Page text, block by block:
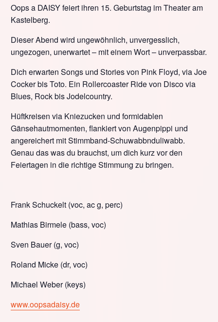
Oops a DAISY feiert ihren 15. Geburtstag im Theater am
Kastelberg.
Dieser Abend wird ungewöhnlich, unvergesslich,
ungezogen, unerwartet – mit einem Wort – unverpassbar.
Dich erwarten Songs und Stories von Pink Floyd, via Joe
Cocker bis Toto. Ein Rollercoaster Ride von Disco via
Blues, Rock bis Jodelcountry.
Hüftkreisen via Kniezucken und formidablen
Gänsehautmomenten, flankiert von Augenpippi und
angereichert mit Stimmband-Schuwabbnduliwabb.
Genau das was du brauchst, um dich kurz vor den
Feiertagen in die richtige Stimmung zu bringen.
Frank Schuckelt (voc, ac g, perc)
Mathias Birmele (bass, voc)
Sven Bauer (g, voc)
Roland Micke (dr, voc)
Michael Weber (keys)
www.oopsadaisy.de